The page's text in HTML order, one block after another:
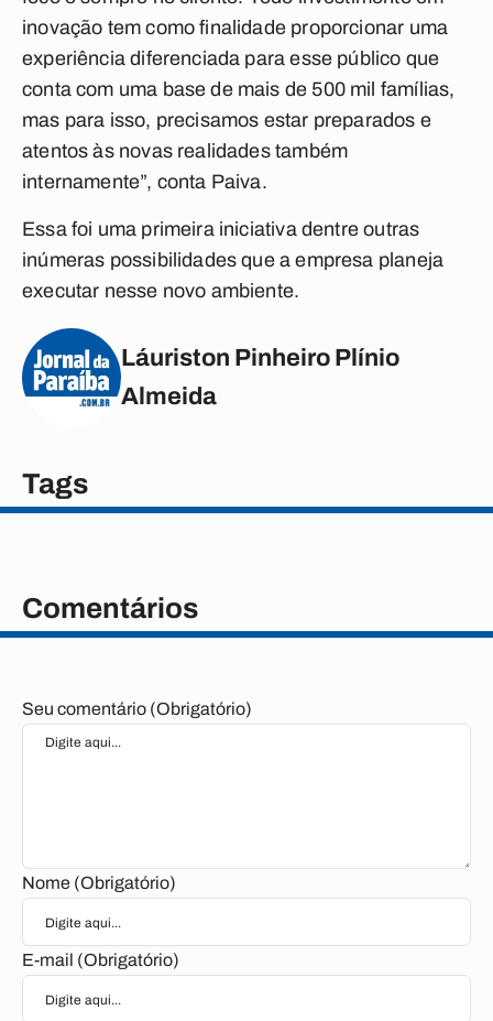
inovação tem como finalidade proporcionar uma
experiência diferenciada para esse público que
conta com uma base de mais de 500 mil famílias,
mas para isso, precisamos estar preparados e
atentos às novas realidades também
internamente”, conta Paiva.
Essa foi uma primeira iniciativa dentre outras
inúmeras possibilidades que a empresa planeja
executar nesse novo ambiente.
Láuriston Pinheiro Plínio
Almeida
Tags
Comentários
Seu comentário (Obrigatório)
Nome (Obrigatório)
E-mail (Obrigatório)